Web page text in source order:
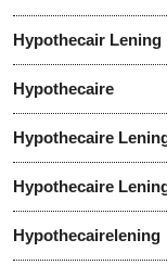
Hypothecair Lening
Hypothecaire
Hypothecaire
Hypothecaire
Hypothecairelening